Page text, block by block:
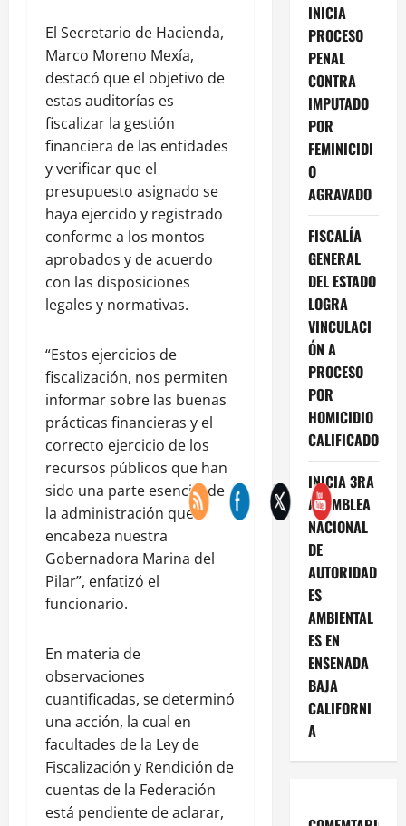
El Secretario de Hacienda,
Marco Moreno Mexía,
destacó que el objetivo de
estas auditorías es
fiscalizar la gestión
financiera de las entidades
y verificar que el
presupuesto asignado se
haya ejercido y registrado
conforme a los montos
aprobados y de acuerdo
con las disposiciones
legales y normativas.
“Estos ejercicios de
fiscalización, nos permiten
informar sobre las buenas
prácticas financieras y el
correcto ejercicio de los
recursos públicos que han
sido una parte esencial de
la administración que
encabeza nuestra
Gobernadora Marina del
Pilar”, enfatizó el
funcionario.
En materia de
observaciones
cuantificadas, se determinó
una acción, la cual en
facultades de la Ley de
Fiscalización y Rendición de
cuentas de la Federación
está pendiente de aclarar,
INICIA
PROCESO
PENAL
CONTRA
IMPUTADO
POR
FEMINICIDI
O
AGRAVADO
FISCALÍA
GENERAL
DEL ESTADO
LOGRA
VINCULACI
ÓN A
PROCESO
POR
HOMICIDIO
CALIFICADO
INICIA 3RA
ASAMBLEA
NACIONAL
DE
AUTORIDAD
ES
AMBIENTAL
ES EN
ENSENADA
BAJA
CALIFORNI
A